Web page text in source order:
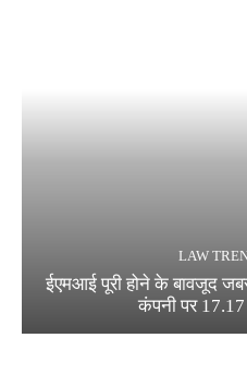
LAW
ईएमआई पूरी होने के बावजूद
कंपनी पर 17.17